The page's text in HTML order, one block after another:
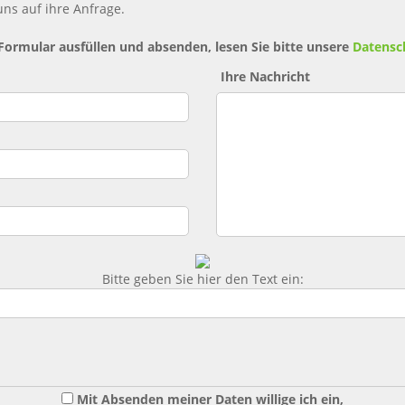
auf ihre Anfrage.
ausfüllen und absenden, lesen Sie bitte unsere
Ihre Nachricht
Bitte geben Sie hier den Text ein:
Mit Absenden meiner Daten willige ich ein,